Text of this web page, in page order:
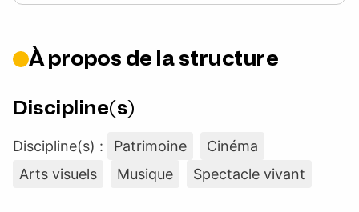
À propos de la structure
Discipline(s)
Discipline(s) : Patrimoine
Cinéma
Arts visuels
Musique Spectacle vivant